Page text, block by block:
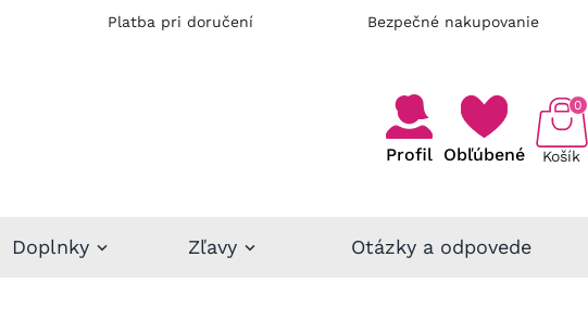
Platba pri doručení Bezpečné nakupovanie
Profil Obľúbené Košík
0
Doplnky Zľavy Otázky a odpovede